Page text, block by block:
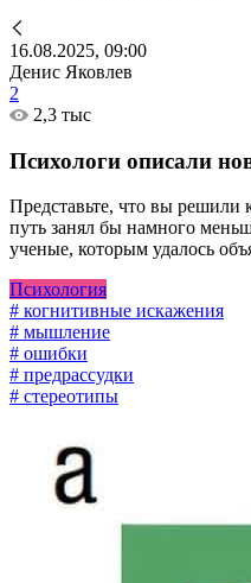
16.08.2025, 09:00
Денис Яковлев
2
2,3 тыс
Психологи описали
Представьте, что вы решили
путь занял бы намного
ученые, которым удалось
Психология
# когнитивные искажения
# мышление
# ошибки
# предрассудки
# стереотипы